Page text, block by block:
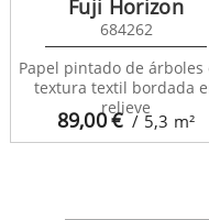
89,00€ / 5,3 m²
Fuji Horizon
684262
Papel pintado de árboles
textura textil bordada
relieve